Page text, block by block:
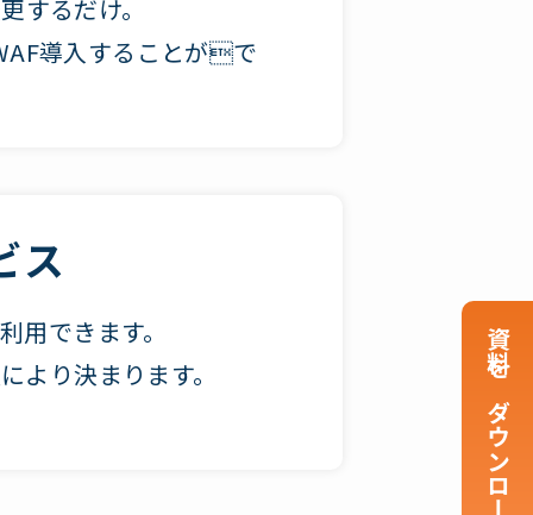
するだけ。
導入することがで
ス
用できます。
り決まります。
資料をダウンロードする